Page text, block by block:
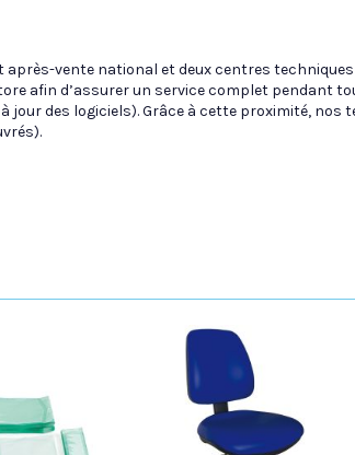
vente national et deux centres
afin d’assurer un service complet pendant
des logiciels). Grâce à cette proximité, nos